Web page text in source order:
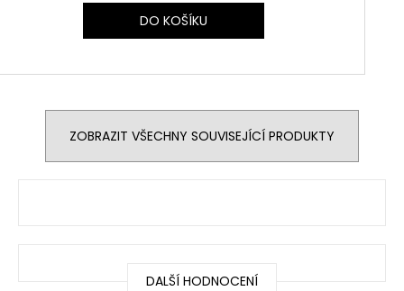
DO KOŠÍKU
ZOBRAZIT VŠECHNY SOUVISEJÍCÍ PRODUKTY
DALŠÍ HODNOCENÍ